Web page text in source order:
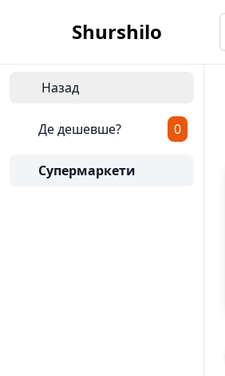
Shurshilo
Назад
Де дешевше? 0
Супермаркети